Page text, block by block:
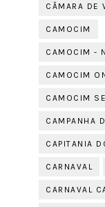
CÂMARA DE
CAMOCIM
CAMOCIM -
CAMOCIM
CAMOCIM
CAMPANHA
CAPITANIA
CARNAVAL
CARNAVAL